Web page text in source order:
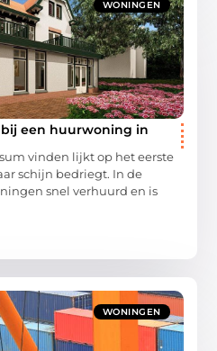
WONINGEN
een huurwoning in
vinden lijkt op het eerste
schijn bedriegt. In de
snel verhuurd en is
WONINGEN